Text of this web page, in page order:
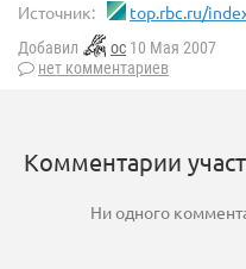
Источник: top.rbc.ru/
Добавил oc 10 Мая 2007
нет комментариев
Комментарии
Ни одного